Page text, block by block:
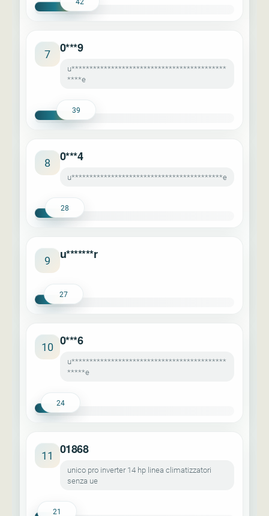
7 0***9
u*******************************************
****e
39
8 0***4
u******************************************e
28
9 u*******r
27
10 0***6
u*******************************************
*****e
24
11 01868
unico pro inverter 14 hp linea climatizzatori
senza ue
21